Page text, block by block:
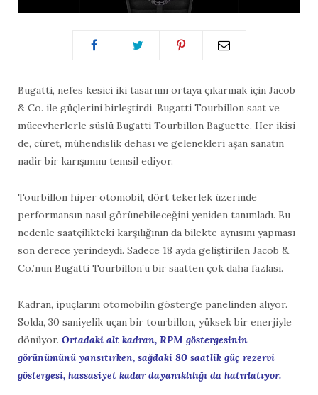
Bugatti, nefes kesici iki tasarımı ortaya çıkarmak için Jacob
& Co. ile güçlerini birleştirdi. Bugatti Tourbillon saat ve
mücevherlerle süslü Bugatti Tourbillon Baguette. Her ikisi
de, cüret, mühendislik dehası ve gelenekleri aşan sanatın
nadir bir karışımını temsil ediyor.
Tourbillon hiper otomobil, dört tekerlek üzerinde
performansın nasıl görünebileceğini yeniden tanımladı. Bu
nedenle saatçilikteki karşılığının da bilekte aynısını yapması
son derece yerindeydi. Sadece 18 ayda geliştirilen Jacob &
Co.’nun Bugatti Tourbillon’u bir saatten çok daha fazlası.
Kadran, ipuçlarını otomobilin gösterge panelinden alıyor.
Solda, 30 saniyelik uçan bir tourbillon, yüksek bir enerjiyle
dönüyor. Ortadaki alt kadran, RPM göstergesinin
görünümünü yansıtırken, sağdaki 80 saatlik güç rezervi
göstergesi, hassasiyet kadar dayanıklılığı da hatırlatıyor.